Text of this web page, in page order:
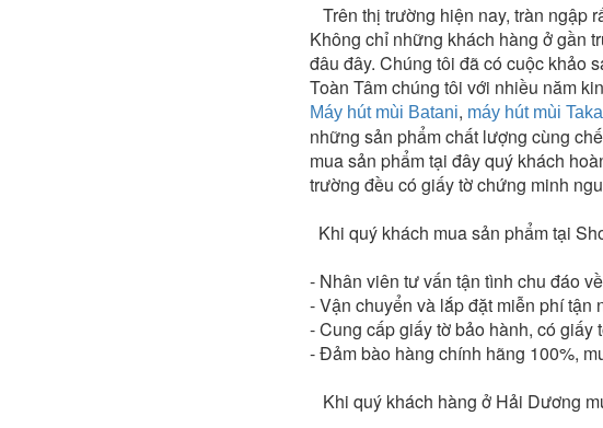
Trên thị trường hiện nay, tràn ngập
Không chỉ những khách hàng ở gần
đâu đây. Chúng tôi đã có cuộc khảo
Toàn Tâm chúng tôi với nhiều năm
Máy hút mùi Batani, máy hút mùi Taka
những sản phẩm chất lượng cùng
mua sản phẩm tại đây quý khách
trường đều có giấy tờ chứng minh
Khi quý khách mua sản phẩm tại
- Nhân viên tư vấn tận tình chu đáo
- Vận chuyển và lắp đặt miễn phí tận
- Cung cấp giấy tờ bảo hành, có
- Đảm bào hàng chính hãng 100%,
Khi quý khách hàng ở Hải Dương